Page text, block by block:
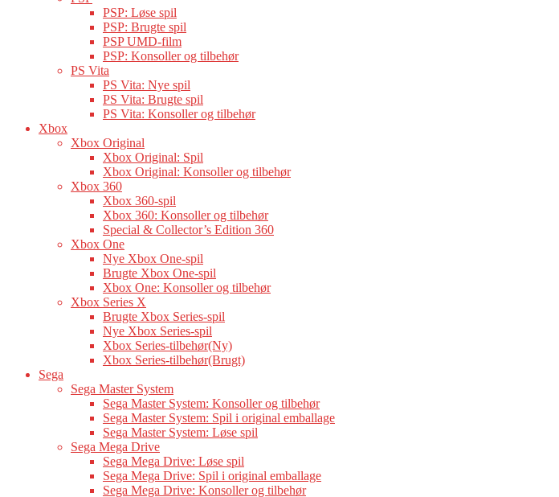
PSP: Løse spil
PSP: Brugte spil
PSP UMD-film
PSP: Konsoller og tilbehør
PS Vita
PS Vita: Nye spil
PS Vita: Brugte spil
PS Vita: Konsoller og tilbehør
Xbox
Xbox Original
Xbox Original: Spil
Xbox Original: Konsoller og tilbehør
Xbox 360
Xbox 360-spil
Xbox 360: Konsoller og tilbehør
Special & Collector’s Edition 360
Xbox One
Nye Xbox One-spil
Brugte Xbox One-spil
Xbox One: Konsoller og tilbehør
Xbox Series X
Brugte Xbox Series-spil
Nye Xbox Series-spil
Xbox Series-tilbehør(Ny)
Xbox Series-tilbehør(Brugt)
Sega
Sega Master System
Sega Master System: Konsoller og tilbehør
Sega Master System: Spil i original emballage
Sega Master System: Løse spil
Sega Mega Drive
Sega Mega Drive: Løse spil
Sega Mega Drive: Spil i original emballage
Sega Mega Drive: Konsoller og tilbehør